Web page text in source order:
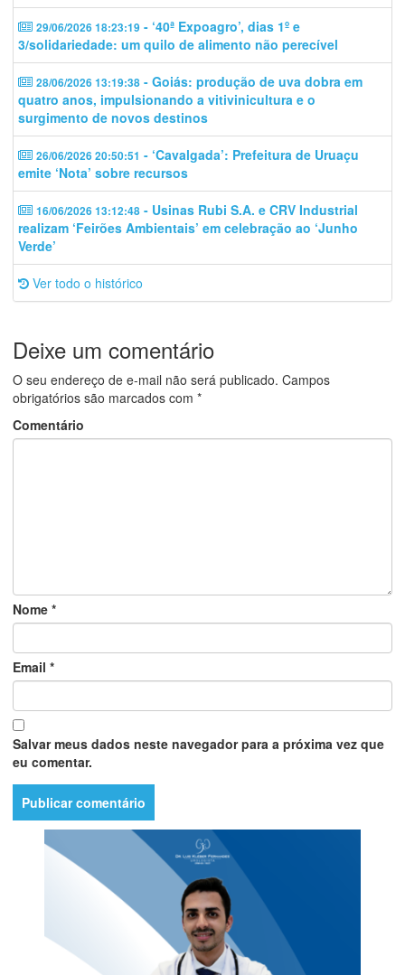
29/06/2026 18:23:19 - ‘40ª Expoagro’, dias 1º e
3/solidariedade: um quilo de alimento não perecível
28/06/2026 13:19:38 - Goiás: produção de uva dobra em
quatro anos, impulsionando a vitivinicultura e o
surgimento de novos destinos
26/06/2026 20:50:51 - ‘Cavalgada’: Prefeitura de Uruaçu
emite ‘Nota’ sobre recursos
16/06/2026 13:12:48 - Usinas Rubi S.A. e CRV Industrial
realizam ‘Feirões Ambientais’ em celebração ao ‘Junho
Verde’
Ver todo o histórico
Deixe um comentário
O seu endereço de e-mail não será publicado. Campos
obrigatórios são marcados com *
Comentário
Nome *
Email *
Salvar meus dados neste navegador para a próxima vez que
eu comentar.